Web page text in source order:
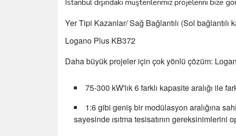
İstanbul dışındaki müşterilerimiz projelerini bize
Yer Tipi Kazanlar/ Sağ Bağlantılı (Sol
Logano Plus KB372
Daha büyük projeler için çok yönlü çözüm:
75-300 kW'lık 6 farklı kapasite aralığı ile
1:6 gibi geniş bir modülasyon aralığına
sayesinde ısıtma tesisatının gereksinimlerini